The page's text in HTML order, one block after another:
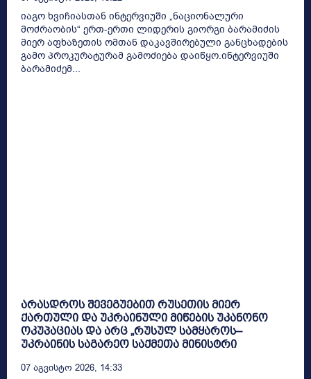
იაგო ხვიჩიასთან ინტერვიუში „ნაციონალური
მოძრაობის“ ერთ-ერთი ლიდერის გიორგი ბარამიძის
მიერ აფხაზეთის ომთან დაკავშირებული განცხადების
გამო პროკურატურამ გამოძიება დაიწყო.ინტერვიუში
ბარამიძემ...
არასდროს შევეგუებით რუსეთის მიერ
ქართული და უკრაინული მიწების უკანონო
ოკუპაციას და არც „რუსულ სამყაროს–
უკრაინის საგარეო საქმეთა მინისტრი
07 Აგვისტო 2026, 14:33